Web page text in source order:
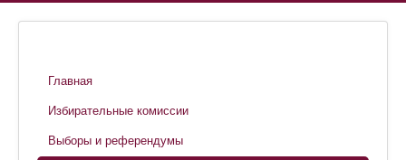
Главная
Избирательные комиссии
Выборы и референдумы